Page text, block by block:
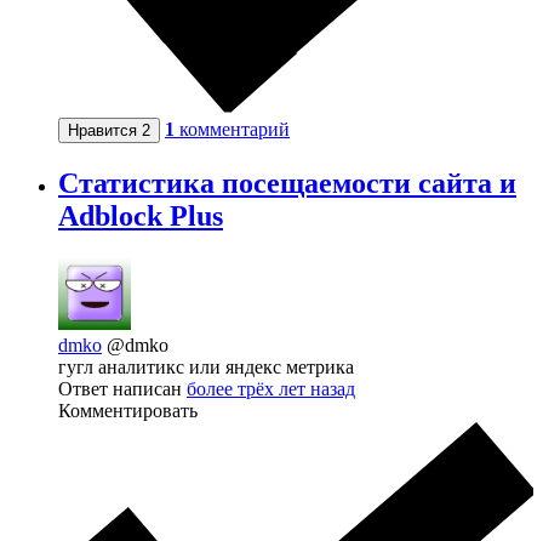
Нравится 2 1 комментарий
Статистика посещаемости сайта и
Adblock Plus
dmko @dmko
гугл аналитикс или яндекс метрика
Ответ написан более трёх лет назад
Комментировать